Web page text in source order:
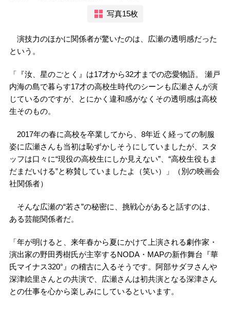
写真15枚
演技力のほかに関係者が驚いたのは、広瀬の透明感だった
という。
「『汝、星のごとく』は17才から32才までの恋愛物語。 瀬戸
内海の島で暮らす17才の高校生時代のシーンも広瀬さんが演
じているのですが、とにかく違和感がなくその透明感は高校
生そのもの。
2017年の春に高校を卒業してから、8年近く経っての制服
姿に広瀬さんも当初は恥ずかしそうにしていましたが、スタ
ッフは口々に“現役の高校生にしか見えない”、“高校生役もま
だまだいける”と称賛していましたよ（笑い）」（別の映画会
社関係者）
そんな広瀬の“若さ”の秘密に、挑戦心があると話すのは、
ある芸能関係者だ。
「年が明けると、来年春から夏にかけて上演される劇作家・
演出家の野田秀樹氏が主宰するNODA・MAPの新作舞台『華
氏マイナス320°』の稽古に入るそうです。阿部サダヲさんや
深津絵里さんとの共演で、広瀬さんは初共演となる深津さん
との仕事を心から楽しみにしているといいます。